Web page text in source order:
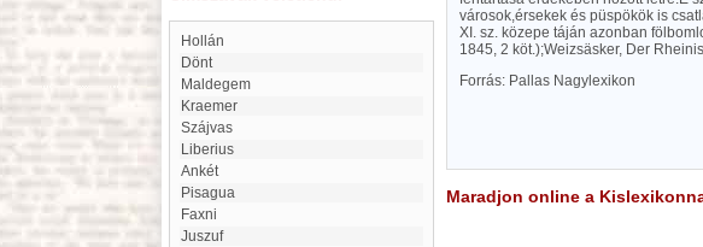
Hollán
Dönt
Maldegem
Kraemer
Szájvas
Liberius
ankét
Pisagua
faxni
Juszuf
városok,érsekek és püspökök is
XI. sz. közepe táján azonban
1845, 2 köt.);Weizsäsker, Der
Forrás: Pallas Nagylexikon
Maradjon online a